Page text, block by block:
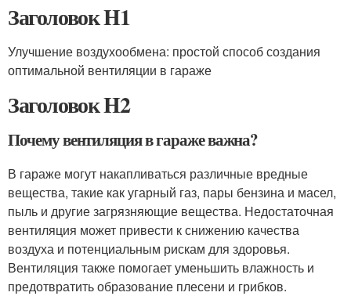
Заголовок H1
Улучшение воздухообмена: простой способ создания
оптимальной вентиляции в гараже
Заголовок H2
Почему вентиляция в гараже важна?
В гараже могут накапливаться различные вредные
вещества, такие как угарный газ, пары бензина и масел,
пыль и другие загрязняющие вещества. Недостаточная
вентиляция может привести к снижению качества
воздуха и потенциальным рискам для здоровья.
Вентиляция также помогает уменьшить влажность и
предотвратить образование плесени и грибков.